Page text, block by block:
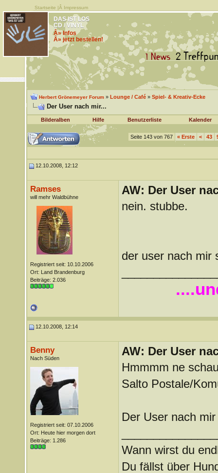
Startseite |Â Impressum
DAS IST LOS
CD / VINYL
Â» Infos
Â» jetzt bestellen!
Herbert Grönemeyer Forum» Lounge / Café» Spiel- & Kreativ-Ecke
Der User nach mir...
Bilderalben Hilfe Benutzerliste Kalender
Seite 143 von 767 «Erste < 43
12.10.2008, 12:12
Ramses
will mehr Waldbühne
Registriert seit: 10.10.2006
Ort: Land Brandenburg
Beiträge: 2.036
AW: Der User
nein. stubbe.
der user nach mir
12.10.2008, 12:14
Benny
Nach Süden
Registriert seit: 07.10.2006
Ort: Heute hier morgen dort
Beiträge: 1.286
AW: Der User
Hmmmm ne
Salto Postale/
Der User nach
Wann wirst du
Du fällst über